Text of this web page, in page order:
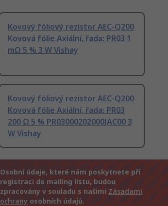
Kovový fóliový rezistor AEC-Q200
Kovová fólie Axiální, řada: PR03 1
mΩ 5 % 3 W Vishay
Kovový fóliový rezistor AEC-Q200
Kovová fólie Axiální, řada: PR03
200 Ω 5 % PR03000202000JAC00 3
W Vishay
Osobní údaje, které nám poskytnete při
registraci do mailing listu, budou
zpracovány v souladu s našimi Zásadami
ochrany osobních údajů.